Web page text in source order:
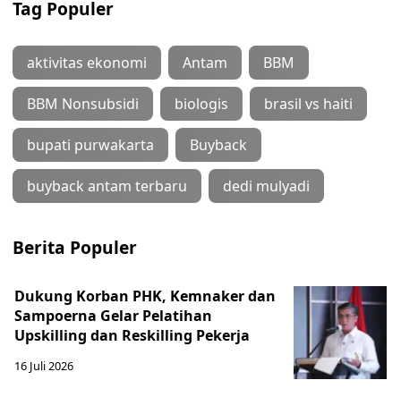
Tag Populer
aktivitas ekonomi Antam BBM
BBM Nonsubsidi biologis brasil vs haiti
bupati purwakarta Buyback
buyback antam terbaru dedi mulyadi
Berita Populer
Dukung Korban PHK, Kemnaker dan
Sampoerna Gelar Pelatihan
Upskilling dan Reskilling Pekerja
16 Juli 2026